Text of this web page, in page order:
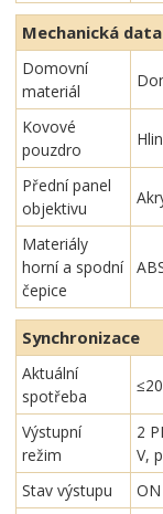
Mechanická data
Domovní
materiál
Kovové
pouzdro
Přední panel
objektivu
Materiály
horní a spodní
čepice
Synchronizace
Aktuální
spotřeba
Výstupní
režim
2
V,
Stav výstupu